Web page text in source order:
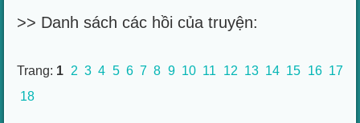
>> Danh sách các hồi của truyện:
Trang: 1 2 3 4 5 6 7 8 9 10 11 12 13 14 15 16 17
18